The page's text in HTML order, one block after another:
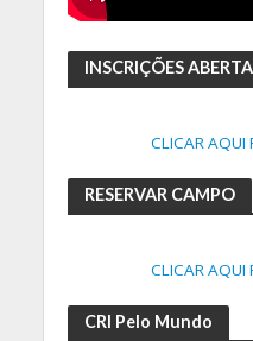
INSCRIÇÕES
CLICAR AQUI
RESERVAR CAMPO
CLICAR AQUI
CRI Pelo Mundo